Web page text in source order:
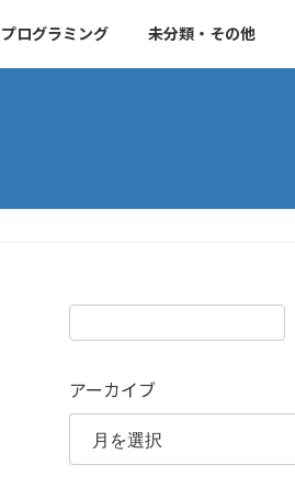
プログラミング 未分類・その他
アーカイブ